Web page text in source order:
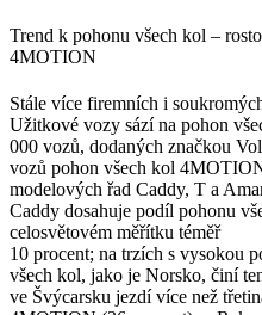
Trend k pohonu všech kol –
4MOTION
Stále více firemních i
Užitkové vozy sází na pohon
000 vozů, dodaných značkou
vozů pohon všech kol
modelových řad Caddy, T a
Caddy dosahuje podíl pohonu
celosvětovém měřítku téměř
10 procent; na trzích s vysokou
všech kol, jako je Norsko, činí
ve Švýcarsku jezdí více než